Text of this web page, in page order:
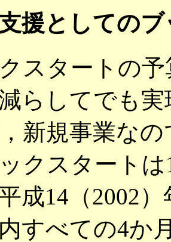
援としての
スタートの予
らしてでも
新規事業な
クスタート
成14（2002
すべての4か